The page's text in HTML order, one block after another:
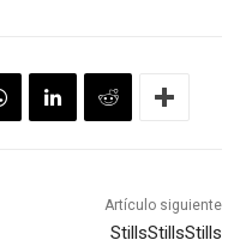
Artículo siguiente
StillsStillsStills